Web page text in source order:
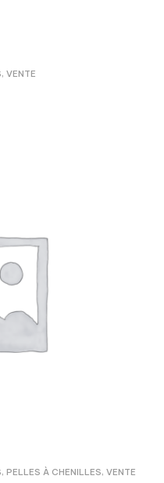
, VENTE
, PELLES À CHENILLES, VENTE